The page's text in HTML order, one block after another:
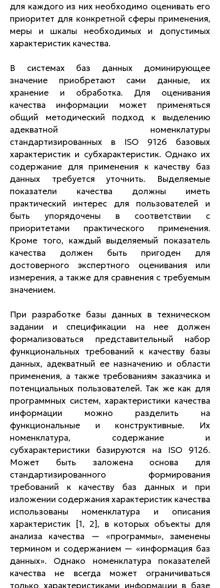
для каждого из них необходимо оценивать его
приоритет для конкретной сферы применения,
меры и шкалы необходимых и допустимых
характеристик качества.
В системах баз данных доминирующее
значение приобретают сами данные, их
хранение и обработка. Для оценивания
качества информации может применяться
общий методический подход к выделению
адекватной номенклатуры
стандартизированных в ISO 9126 базовых
характеристик и субхарактеристик. Однако их
содержание для применения к качеству баз
данных требуется уточнить. Выделяемые
показатели качества должны иметь
практический интерес для пользователей и
быть упорядочены в соответствии с
приоритетами практического применения.
Кроме того, каждый выделяемый показатель
качества должен быть пригоден для
достоверного экспертного оценивания или
измерения, а также для сравнения с требуемым
значением.
При разработке базы данных в техническом
задании и спецификации на нее должен
формализоваться представительный набор
функциональных требований к качеству базы
данных, адекватный ее назначению и области
применения, а также требованиям заказчика и
потенциальных пользователей. Так же как для
программных систем, характеристики качества
информации можно разделить на
функциональные и конструктивные. Их
номенклатура, содержание и
субхарактеристики базируются на ISO 9126.
Может быть заложена основа для
стандартизированного формирования
требований к качеству баз данных и при
изложении содержания характеристик качества
использованы номенклатура и описания
характеристик [1, 2], в которых объекты для
анализа качества — «программы», заменены
термином и содержанием — «информация баз
данных». Однако номенклатура показателей
качества не всегда может ограничиваться
только характеристиками информации в базе